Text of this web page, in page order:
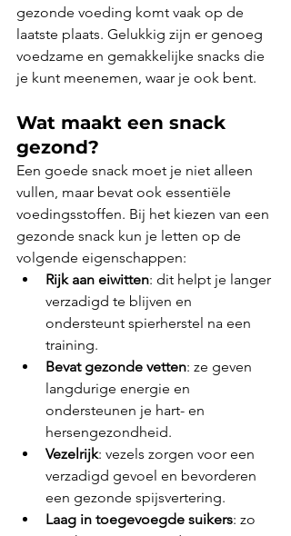
gezonde voeding komt vaak op de
laatste plaats. Gelukkig zijn er genoeg
voedzame en gemakkelijke snacks die
je kunt meenemen, waar je ook bent.
Wat maakt een snack
gezond?
Een goede snack moet je niet alleen
vullen, maar bevat ook essentiële
voedingsstoffen. Bij het kiezen van een
gezonde snack kun je letten op de
volgende eigenschappen:
Rijk aan eiwitten: dit helpt je langer
verzadigd te blijven en
ondersteunt spierherstel na een
training.
Bevat gezonde vetten: ze geven
langdurige energie en
ondersteunen je hart- en
hersengezondheid.
Vezelrijk: vezels zorgen voor een
verzadigd gevoel en bevorderen
een gezonde spijsvertering.
Laag in toegevoegde suikers: zo